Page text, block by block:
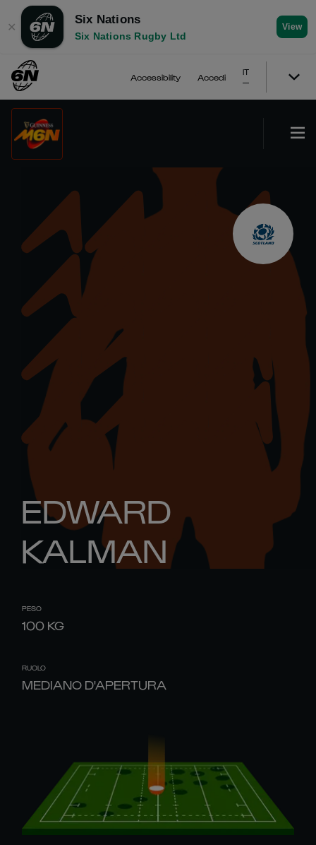
✕
Six Nations
Six Nations Rugby Ltd
View
Accessibility Accedi
IT
EDWARD
KALMAN
PESO
100 KG
RUOLO
MEDIANO D'APERTURA